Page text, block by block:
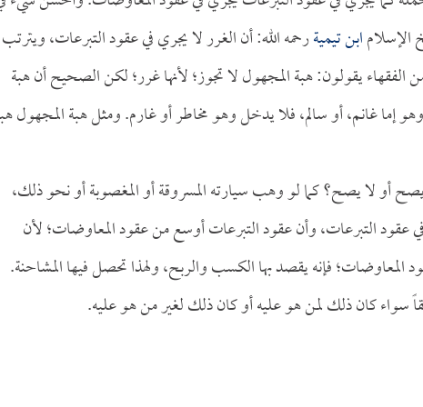
الإسلامابن تيميةرحمه الله: أن الغرر لا يجري في عقود التبرعات، ويترتب
الفقهاء يقولون: هبة المجهول لا تجوز؛ لأنها غرر؛ لكن الصحيح أن هبة
إما غانم، أو سالم، فلا يدخل وهو مخاطر أو غارم. ومثل هبة المجهول
أو لا يصح؟ كما لو وهب سيارته المسروقة أو المغصوبة أو نحو ذلك،
عقود التبرعات، وأن عقود التبرعات أوسع من عقود المعاوضات؛ لأن
فإنه يقصد بها الكسب والربح، ولهذا تحصل فيها المشاحنة.
سواء كان ذلك لمن هو عليه أو كان ذلك لغير من هو عليه.